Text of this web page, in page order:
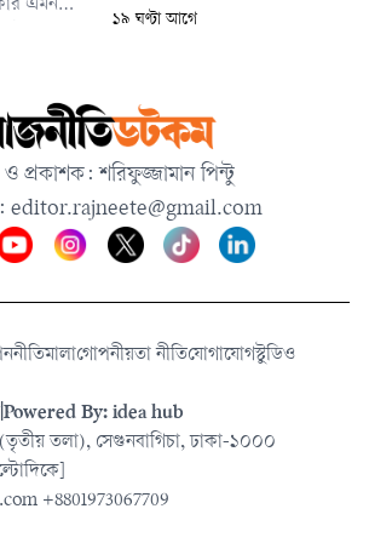
এমন
আবার
১৯ ঘণ্টা আগে
প্রকাশক: শরিফুজ্জামান পিন্টু
editor.rajneete@gmail.com
নীতিমালাগোপনীয়তা নীতিযোগাযোগস্টুডিও
Powered By: idea hub
তলা), সেগুনবাগিচা, ঢাকা-১০০০
+8801973067709